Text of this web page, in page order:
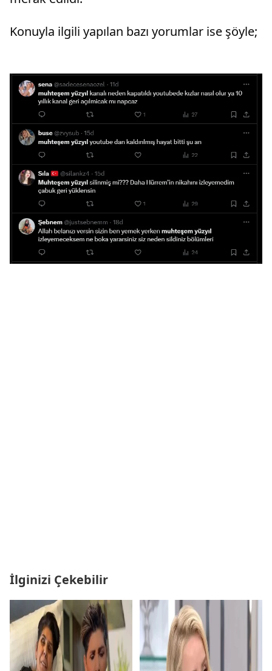
Konuyla ilgili yapılan bazı yorumlar ise şöyle;
İlginizi Çekebilir